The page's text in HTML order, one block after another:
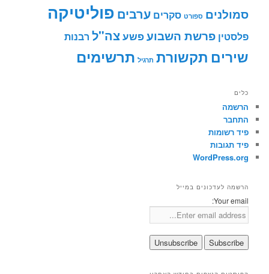
סמולנים ספורט סקרים ערבים פוליטיקה
פלסטין פרשת השבועפשעצה"ל רבנות
שירים תקשורת תרגיל תרשימים
כלים
הרשמה
התחבר
פיד רשומות
פיד תגובות
WordPress.org
הרשמה לעדכונים במייל
Your email: